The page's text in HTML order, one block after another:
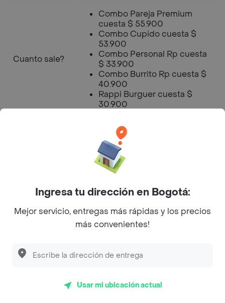
Cuanto sale?
Combo Pareja Premium
cuesta $ 55.900
Combo Cupido cuesta $
53.900
Combo Personal Rp cuesta
$ 33.900
Combo Burrito Rp cuesta $
40.900
Rappi Burguer cuesta $
30.900
11:30:00
Cierre
Menú a Domicilio
Ingresa tu dirección en Bogotá:
Mejor servicio, entregas más rápidas y los precios
más convenientes!
Usar mi ubicación actual